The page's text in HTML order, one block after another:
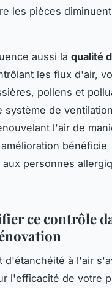
les pièces diminuent
aussi la qualité
les flux d'air,
pollens et
système de
l'air de
bénéficie
personnes
ce contrôle
d'étanchéité à l'air
l'efficacité de votre